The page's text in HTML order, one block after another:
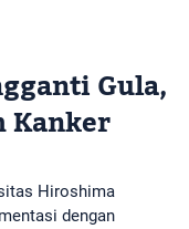
Gula,
Kanker
Hiroshima
dengan